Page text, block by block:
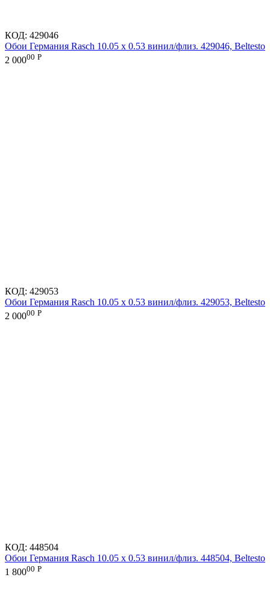
КОД: 429046
Обои Германия Rasch 10.05 х 0.53 винил/флиз. 429046, Beltesto
2 00000 Р
КОД: 429053
Обои Германия Rasch 10.05 х 0.53 винил/флиз. 429053, Beltesto
2 00000 Р
КОД: 448504
Обои Германия Rasch 10.05 х 0.53 винил/флиз. 448504, Beltesto
1 80000 Р